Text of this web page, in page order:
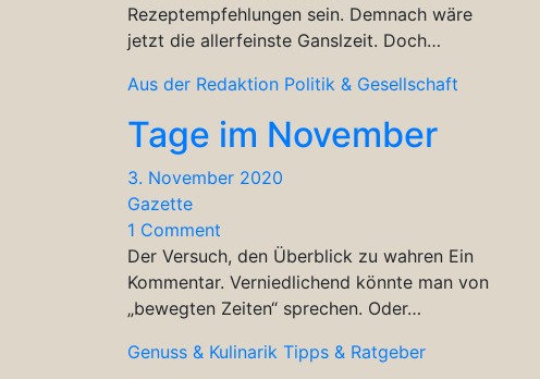
Rezeptempfehlungen sein. Demnach wäre
jetzt die allerfeinste Ganslzeit. Doch…
Aus der Redaktion Politik & Gesellschaft
Tage im November
3. November 2020
Gazette
1 Comment
Der Versuch, den Überblick zu wahren Ein
Kommentar. Verniedlichend könnte man von
„bewegten Zeiten“ sprechen. Oder…
Genuss & Kulinarik Tipps & Ratgeber